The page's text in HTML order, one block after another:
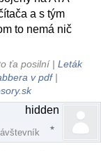
a s tým
to nemá nič
ťa posilní |Leták
v pdf|
hidden